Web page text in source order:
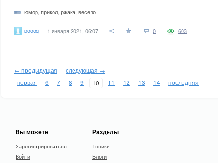
юмор прикол ржака весело
poooq 1 января 2021, 06:07 0 603
← предыдущая
следующая →
первая
6 7 8 9 10 11 12 13 14 последняя
Вы можете
Зарегистрироваться
Войти
Разделы
Топики
Блоги